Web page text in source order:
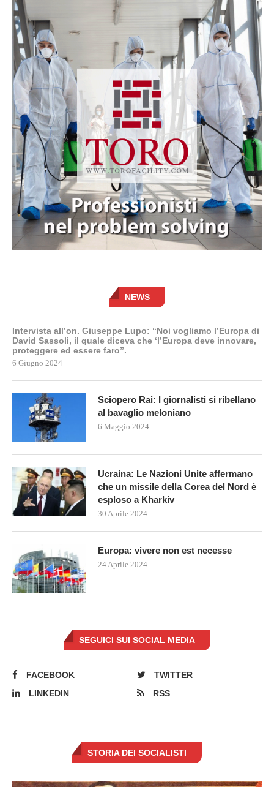
NEWS
Intervista all’on. Giuseppe Lupo: “Noi vogliamo l’Europa di
David Sassoli, il quale diceva che ‘l’Europa deve innovare,
proteggere ed essere faro”.
6 Giugno 2024
Sciopero Rai: I giornalisti si ribellano
al bavaglio meloniano
6 Maggio 2024
Ucraina: Le Nazioni Unite affermano
che un missile della Corea del Nord è
esploso a Kharkiv
30 Aprile 2024
Europa: vivere non est necesse
24 Aprile 2024
SEGUICI SUI SOCIAL MEDIA
FACEBOOK
TWITTER
LINKEDIN
RSS
STORIA DEI SOCIALISTI